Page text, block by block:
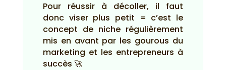
Pour réussir à décoller, il faut
donc viser plus petit = c’est le
concept de niche régulièrement
mis en avant par les gourous du
marketing et les entrepreneurs à
succès 🚀